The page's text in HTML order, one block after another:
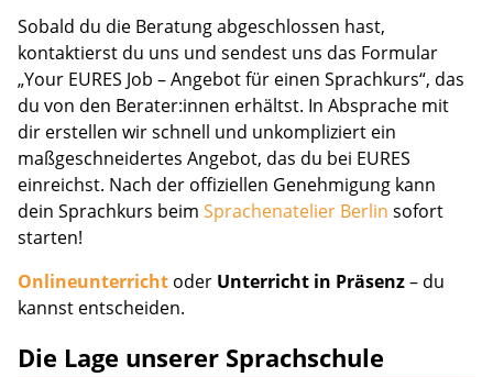
Sobald du die Beratung abgeschlossen hast,
kontaktierst du uns und sendest uns das Formular
„Your EURES Job – Angebot für einen Sprachkurs“, das
du von den Berater:innen erhältst. In Absprache mit
dir erstellen wir schnell und unkompliziert ein
maßgeschneidertes Angebot, das du bei EURES
einreichst. Nach der offiziellen Genehmigung kann
dein Sprachkurs beim Sprachenatelier Berlin sofort
starten!
Onlineunterricht oder Unterricht in Präsenz– du
kannst entscheiden.
Die Lage unserer Sprachschule